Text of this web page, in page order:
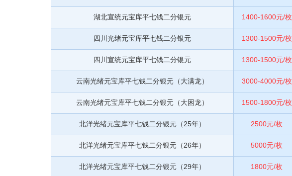
湖北宣统元宝库平七钱二分银元 1400-1600元/枚
四川光绪元宝库平七钱二分银元 1300-1500元/枚
四川宣统元宝库平七钱二分银元 1300-1500元/枚
云南光绪元宝库平七钱二分银元（大满龙） 3000-4000元/枚
云南光绪元宝库平七钱二分银元（大困龙） 1500-1800元/枚
北洋光绪元宝库平七钱二分银元（25年） 2500元/枚
北洋光绪元宝库平七钱二分银元（26年） 5000元/枚
北洋光绪元宝库平七钱二分银元（29年） 1800元/枚